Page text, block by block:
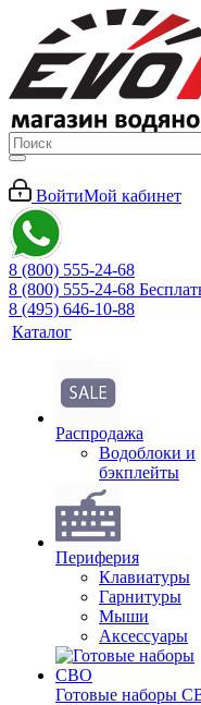
ВойтиМой кабинет
8 (800) 555-24-68
8 (800) 555-24-68
8 (495) 646-10-88
Каталог
Распродажа
Водоблоки и
бэкплейты
Периферия
Клавиатуры
Гарнитуры
Мыши
Аксессуары
Готовые наборы